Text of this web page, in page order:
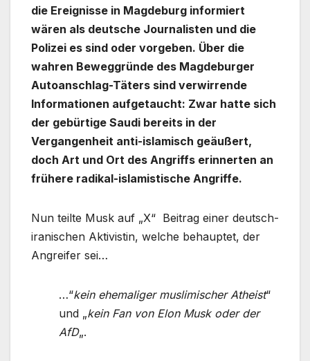
die Ereignisse in Magdeburg informiert
wären als deutsche Journalisten und die
Polizei es sind oder vorgeben. Über die
wahren Beweggründe des Magdeburger
Autoanschlag-Täters sind verwirrende
Informationen aufgetaucht: Zwar hatte sich
der gebürtige Saudi bereits in der
Vergangenheit anti-islamisch geäußert,
doch Art und Ort des Angriffs erinnerten an
frühere radikal-islamistische Angriffe.
Nun teilte Musk auf „X“ Beitrag einer deutsch-
iranischen Aktivistin, welche behauptet, der
Angreifer sei…
…“kein ehemaliger muslimischer Atheist“
und „kein Fan von Elon Musk oder der
AfD„.